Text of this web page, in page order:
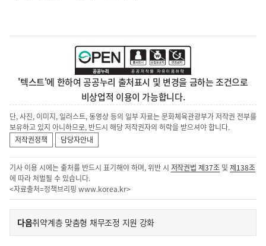
'텍스트'에 한하여 공공누리 출처표시 및 변경을 금하는 조건으로
비상업적 이용이 가능합니다.
단, 사진, 이미지, 일러스트, 동영상 등의 일부 자료는 문화체육관광부가 저작권 전부를
보유하고 있지 아니하므로, 반드시 해당 저작권자의 허락을 받으셔야 합니다.
저작권정책
담당자안내
기사 이용 시에는 출처를 반드시 표기해야 하며, 위반 시 저작권법 제37조 및제138조
에 따라 처벌될 수 있습니다.
<자료출처=정책브리핑 www.korea.kr>
이
전
다음기
사
취약계층 맞춤형 채무조정 지원 강화